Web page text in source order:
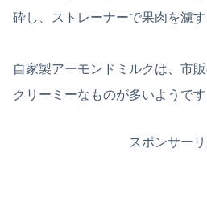
砕し、ストレーナーで果肉を濾す
自家製アーモンドミルクは、市
クリーミーなものが多いようです
スポンサー